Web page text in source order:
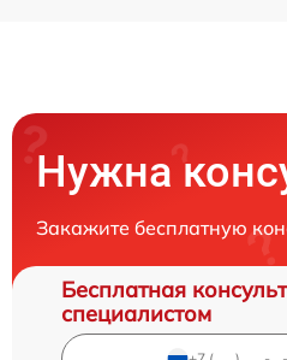
Нужна
Закажите бесплатную
Бесплатная
специалистом